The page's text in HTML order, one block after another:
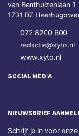
van Benthuizenlaan 1
1701 BZ
072 8200 600
redactie@xyto.nl
www.xyto.nl
SOCIAL MEDIA
NIEUWSBRIEF
Schrijf je in voor